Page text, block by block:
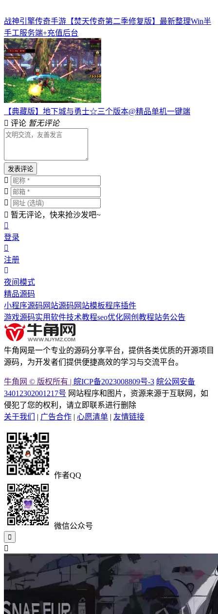
战神引擎传奇手游【焚天传奇第二季修复版】最新整理Win半
手工服务端+充值后台
【典藏版】地下城与勇士☆三个版本@精品单机一键端
评论 暂无评论
发表评论
暂无评论，快来抢沙发吧~
登录
注册
夜间模式
精品源码
小程序源码 网站源码 网站模板程序插件
游戏源码实用软件技术教程seo优化网创教程站务公告
牛角网是一个专业的源码分享平台，提供各类优质的开源项目
源码，为开发者们提供便捷高效的学习与交流平台。
牛角网 © 版权所有 | 皖ICP备2023008809号-3 皖公网安备
34012302001217号 网站程序和图片，资源来源于互联网，如
侵犯了您的权利，请立即联系进行删除
关于我们
| 广告合作 | 心愿清单 | 友情链接
作者QQ
微信公众号